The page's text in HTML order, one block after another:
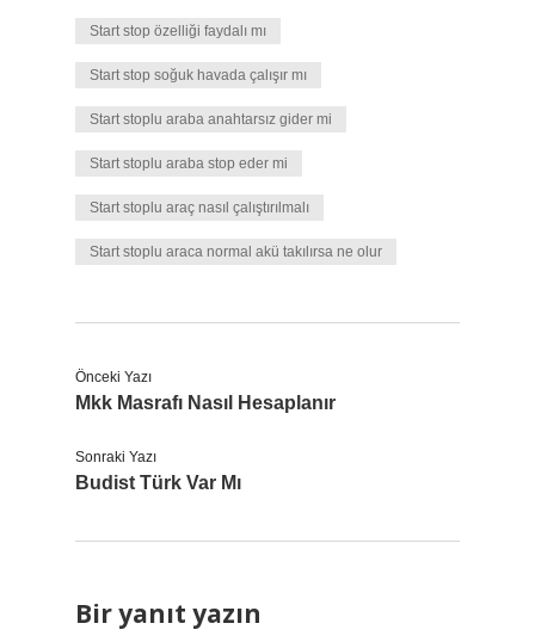
Start stop özelliği faydalı mı
Start stop soğuk havada çalışır mı
Start stoplu araba anahtarsız gider mi
Start stoplu araba stop eder mi
Start stoplu araç nasıl çalıştırılmalı
Start stoplu araca normal akü takılırsa ne olur
Önceki Yazı
Mkk Masrafı Nasıl Hesaplanır
Sonraki Yazı
Budist Türk Var Mı
Bir yanıt yazın